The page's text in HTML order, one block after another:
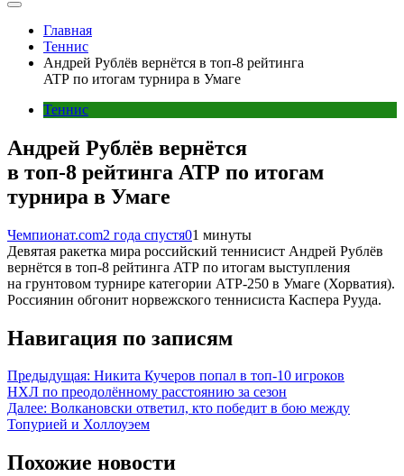
Главная
Теннис
Андрей Рублёв вернётся в топ-8 рейтинга
ATP по итогам турнира в Умаге
Теннис
Андрей Рублёв вернётся
в топ-8 рейтинга ATP по итогам
турнира в Умаге
Чемпионат.com2 года спустя01 минуты
Девятая ракетка мира российский теннисист Андрей Рублёв
вернётся в топ-8 рейтинга ATP по итогам выступления
на грунтовом турнире категории АТР-250 в Умаге (Хорватия).
Россиянин обгонит норвежского теннисиста Каспера Рууда.
Навигация по записям
Предыдущая: Никита Кучеров попал в топ-10 игроков
НХЛ по преодолённому расстоянию за сезон
Далее: Волкановски ответил, кто победит в бою между
Топурией и Холлоуэем
Похожие новости